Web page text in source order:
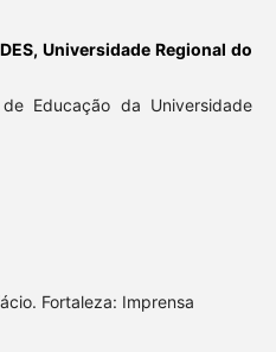
Universidade Regional do
Educação da Universidade
Fortaleza: Imprensa